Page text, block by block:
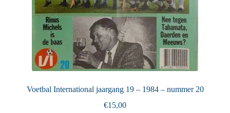
Voetbal International jaargang 19 – 1984 – nummer 20
€15,00